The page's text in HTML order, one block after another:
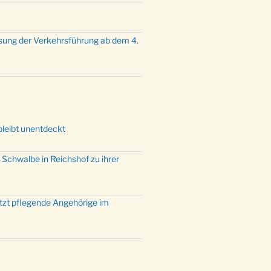
zu Silvester in der Kirche
der Verkehrsführung ab dem 4.
unentdeckt
in Reichshof zu ihrer
pflegende Angehörige im